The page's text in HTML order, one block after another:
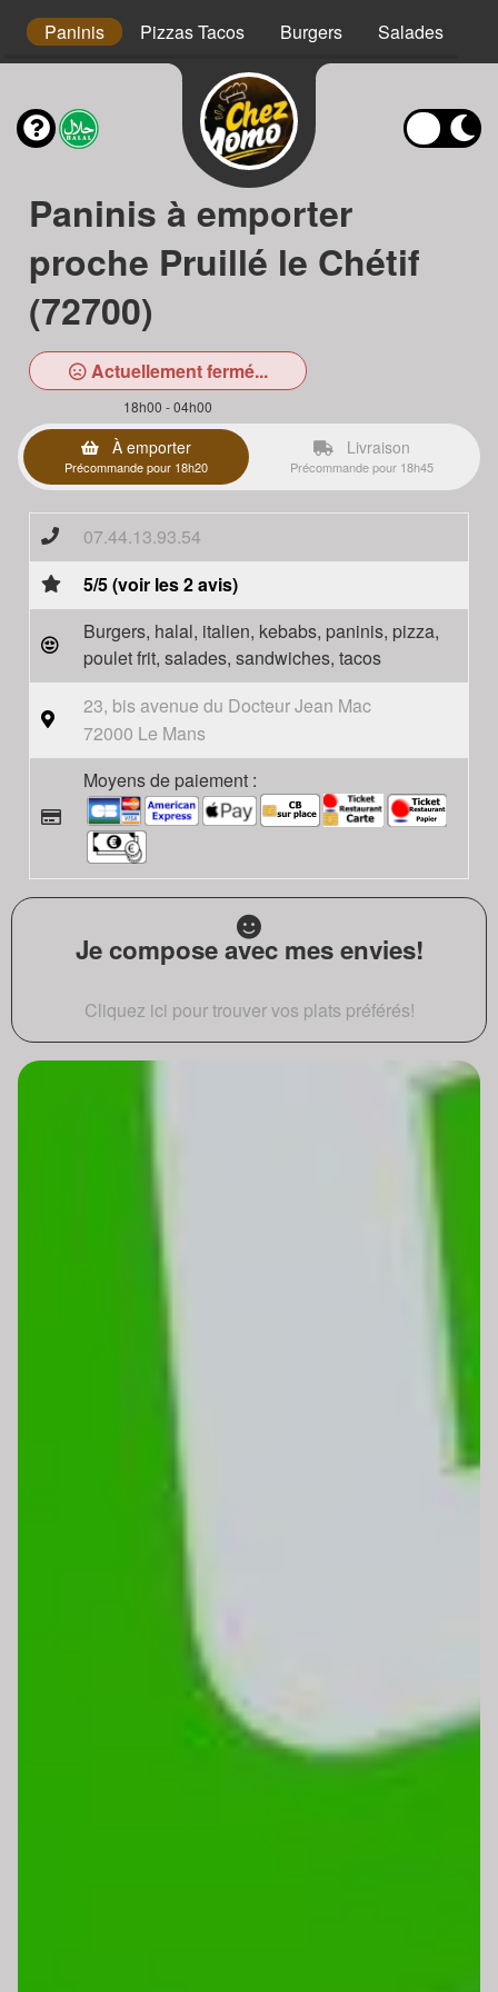
Paninis Pizzas Tacos Burgers Salades
Paninis à emporter
proche Pruillé le Chétif
(72700)
Actuellement fermé...
18h00 - 04h00
À emporter
Précommande pour 18h20
Livraison
Précommande pour 18h45
07.44.13.93.54
5/5 (voir les 2 avis)
Burgers, halal, italien, kebabs, paninis, pizza,
poulet frit, salades, sandwiches, tacos
23, bis avenue du Docteur Jean Mac
72000 Le Mans
Moyens de paiement :
Je compose avec mes envies!
Cliquez ici pour trouver vos plats préférés!